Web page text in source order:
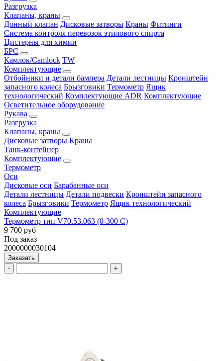
Разгрузка
Клапаны, краны
Донный клапан Дисковые затворы Краны Фитинги
Система контроля перевозок этилового спирта
Цистерны для химии
БРС
Камлок/Camlock TW
Комплектующие
Отбойники и детали бампера Детали лестницы Кронштейн
запасного колеса Брызговики Термометр Ящик
технологический Комплектующие ADR Комплектующие
Осветительное оборудование
Рукава
Разгрузка
Клапаны, краны
Дисковые затворы Краны
Танк-контейнер
Комплектующие
Термометр
Оси
Дисковые оси Барабанные оси
Детали лестницы Детали подвески Кронштейн запасного
колеса Брызговики Термометр Ящик технологический
Комплектующие
Термометр тип V70.53.063 (0-300 С)
9 700 руб
Под заказ
2000000030104
Заказать
-
+